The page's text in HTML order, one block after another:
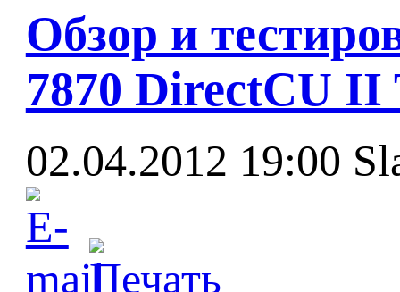
Обзор и
7870 DirectCU II
02.04.2012 19:00